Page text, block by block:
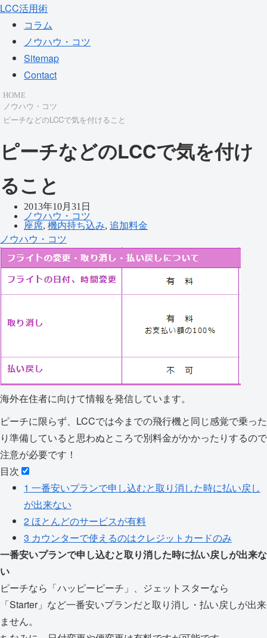
LCC活用術
コラム
ノウハウ・コツ
Sitemap
Contact
HOME
ノウハウ・コツ
ピーチなどのLCCで気を付けること
ピーチなどのLCCで気を付け
ること
2013年10月31日
ノウハウ・コツ
座席, 機内持ち込み, 追加料金
ノウハウ・コツ
海外在住者に向けて情報を発信しています。
ピーチに限らず、LCCでは今までの飛行機と同じ感覚で乗った
り準備していると思わぬところで別料金がかかったりするので
注意が必要です！
目次
1 一番安いプランで申し込むと取り消した時に払い戻し
が出来ない
2 ほとんどのサービスが有料
3 カウンターで使えるのはクレジットカードのみ
一番安いプランで申し込むと取り消した時に払い戻しが出来な
い
ピーチなら「ハッピーピーチ」、ジェットスターなら
「Starter」など一番安いプランだと取り消し・払い戻しが出来
ません。